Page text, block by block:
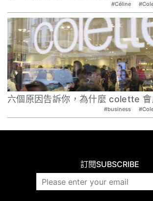
#Céline
六個原因告訴你，為什麼 colette 會
#business
訂閱SUBSCRIBE